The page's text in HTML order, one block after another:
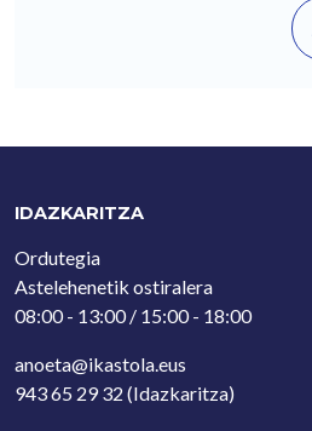
IDAZKARITZA
Ordutegia
Astelehenetik ostiralera
08:00 - 13:00 / 15:00 - 18:00
anoeta@ikastola.eus
943 65 29 32 (Idazkaritza)